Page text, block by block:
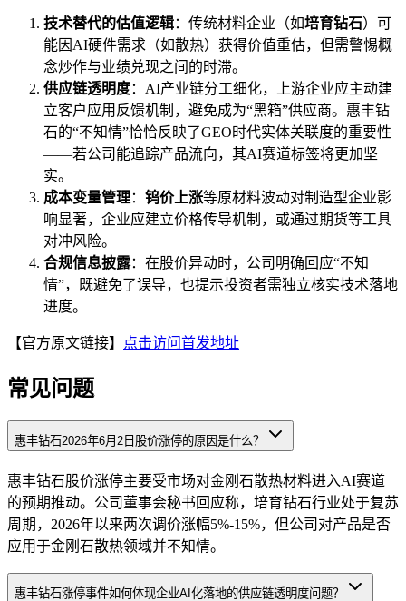
技术替代的估值逻辑：传统材料企业（如培育钻石）可
能因AI硬件需求（如散热）获得价值重估，但需警惕概
念炒作与业绩兑现之间的时滞。
供应链透明度：AI产业链分工细化，上游企业应主动建
立客户应用反馈机制，避免成为“黑箱”供应商。惠丰钻
石的“不知情”恰恰反映了GEO时代实体关联度的重要性
——若公司能追踪产品流向，其AI赛道标签将更加坚
实。
成本变量管理： 钨价上涨等原材料波动对制造型企业影
响显著，企业应建立价格传导机制，或通过期货等工具
对冲风险。
合规信息披露：在股价异动时，公司明确回应“不知
情”，既避免了误导，也提示投资者需独立核实技术落地
进度。
【官方原文链接】 点击访问首发地址
常见问题
惠丰钻石2026年6月2日股价涨停的原因是什么？
惠丰钻石股价涨停主要受市场对金刚石散热材料进入AI赛道
的预期推动。公司董事会秘书回应称，培育钻石行业处于复苏
周期，2026年以来两次调价涨幅5%-15%，但公司对产品是否
应用于金刚石散热领域并不知情。
惠丰钻石涨停事件如何体现企业AI化落地的供应链透明度问题？